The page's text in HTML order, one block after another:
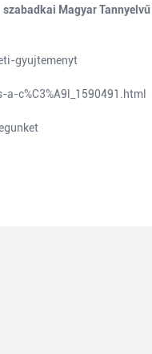
szabadkai Magyar
gyujtemenyt
a-c%C3%A9l_1590491.html